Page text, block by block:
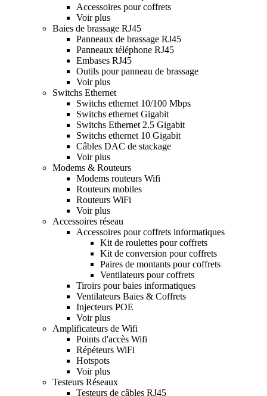
Accessoires pour coffrets
Voir plus
Baies de brassage RJ45
Panneaux de brassage RJ45
Panneaux téléphone RJ45
Embases RJ45
Outils pour panneau de brassage
Voir plus
Switchs Ethernet
Switchs ethernet 10/100 Mbps
Switchs ethernet Gigabit
Switchs Ethernet 2.5 Gigabit
Switchs ethernet 10 Gigabit
Câbles DAC de stackage
Voir plus
Modems & Routeurs
Modems routeurs Wifi
Routeurs mobiles
Routeurs WiFi
Voir plus
Accessoires réseau
Accessoires pour coffrets informatiques
Kit de roulettes pour coffrets
Kit de conversion pour coffrets
Paires de montants pour coffrets
Ventilateurs pour coffrets
Tiroirs pour baies informatiques
Ventilateurs Baies & Coffrets
Injecteurs POE
Voir plus
Amplificateurs de Wifi
Points d'accès Wifi
Répéteurs WiFi
Hotspots
Voir plus
Testeurs Réseaux
Testeurs de câbles RJ45